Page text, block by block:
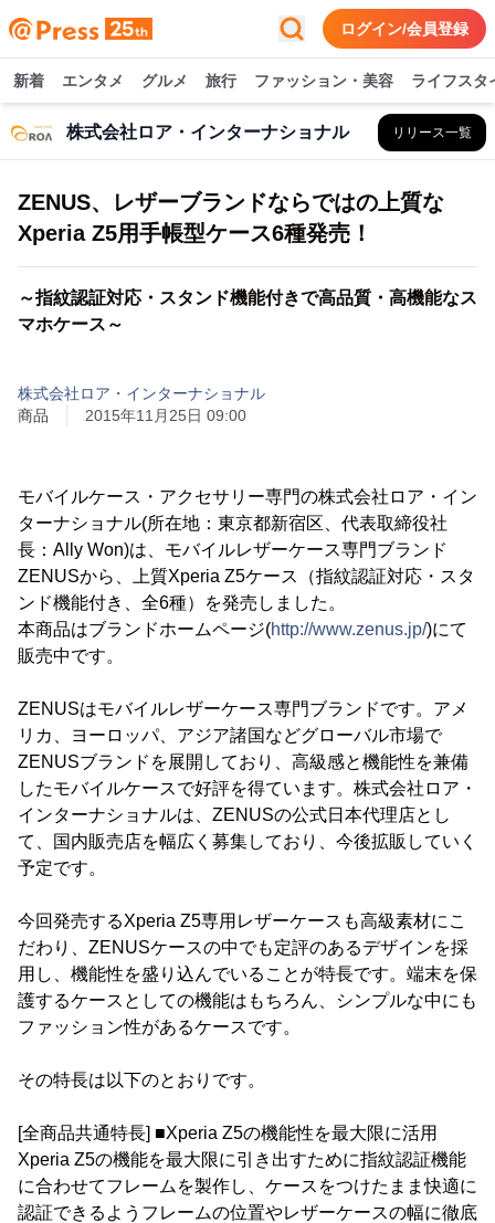
ログイン/会員登録
新着 エンタメ グルメ 旅行 ファッション・美容 ライフスタ
株式会社ロア・インターナショナル リリース一覧
ZENUS、レザーブランドならではの上質な
Xperia Z5用手帳型ケース6種発売！
～指紋認証対応・スタンド機能付きで高品質・高機能なス
マホケース～
株式会社ロア・インターナショナル
商品
2015年11月25日 09:00
モバイルケース・アクセサリー専門の株式会社ロア・イン
ターナショナル(所在地：東京都新宿区、代表取締役社
長：Ally Won)は、モバイルレザーケース専門ブランド
ZENUSから、上質Xperia Z5ケース（指紋認証対応・スタ
ンド機能付き、全6種）を発売しました。
本商品はブランドホームページ(http://www.zenus.jp/)にて
販売中です。
ZENUSはモバイルレザーケース専門ブランドです。アメ
リカ、ヨーロッパ、アジア諸国などグローバル市場で
ZENUSブランドを展開しており、高級感と機能性を兼備
したモバイルケースで好評を得ています。株式会社ロア・
インターナショナルは、ZENUSの公式日本代理店とし
て、国内販売店を幅広く募集しており、今後拡販していく
予定です。
今回発売するXperia Z5専用レザーケースも高級素材にこ
だわり、ZENUSケースの中でも定評のあるデザインを採
用し、機能性を盛り込んでいることが特長です。端末を保
護するケースとしての機能はもちろん、シンプルな中にも
ファッション性があるケースです。
その特長は以下のとおりです。
[全商品共通特長] ■Xperia Z5の機能性を最大限に活用
Xperia Z5の機能を最大限に引き出すために指紋認証機能
に合わせてフレームを製作し、ケースをつけたまま快適に
認証できるようフレームの位置やレザーケースの幅に徹底